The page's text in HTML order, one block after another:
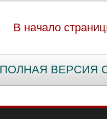
В начало
ПОЛНАЯ ВЕРСИЯ